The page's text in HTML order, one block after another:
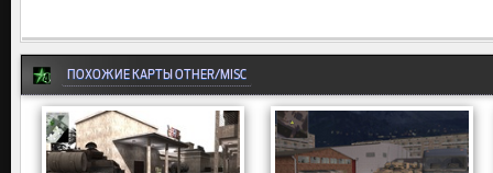
ПОХОЖИЕ КАРТЫ OTHER/MISC